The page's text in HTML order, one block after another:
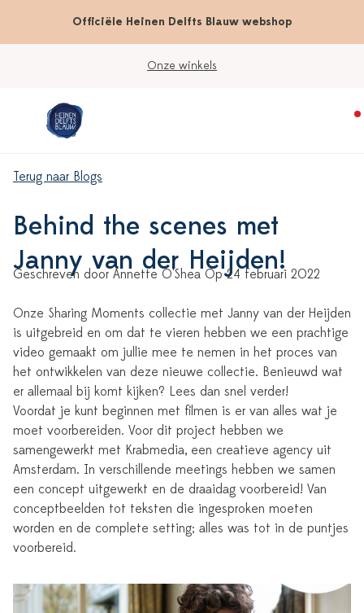
Officiële Heinen Delfts Blauw webshop
Onze winkels
Terug naar Blogs
Behind the scenes met
Janny van der Heijden!
Geschreven door Annette O'Shea Op 24 februari 2022
Onze Sharing Moments collectie met Janny van der Heijden
is uitgebreid en om dat te vieren hebben we een prachtige
video gemaakt om jullie mee te nemen in het proces van
het ontwikkelen van deze nieuwe collectie. Benieuwd wat
er allemaal bij komt kijken? Lees dan snel verder!
Voordat je kunt beginnen met filmen is er van alles wat je
moet voorbereiden. Voor dit project hebben we
samengewerkt met Krabmedia, een creatieve agency uit
Amsterdam. In verschillende meetings hebben we samen
een concept uitgewerkt en de draaidag voorbereid! Van
conceptbeelden tot teksten die ingesproken moeten
worden en de complete setting; alles was tot in de puntjes
voorbereid.